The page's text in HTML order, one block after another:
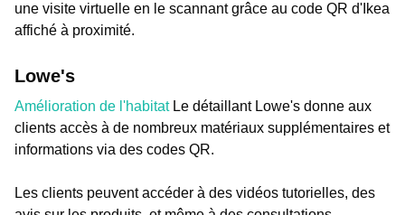
une visite virtuelle en le scannant grâce au code QR d'Ikea
affiché à proximité.
Lowe's
Amélioration de l'habitatLe détaillant Lowe's donne aux
clients accès à de nombreux matériaux supplémentaires et
informations via des codes QR.
Les clients peuvent accéder à des vidéos tutorielles, des